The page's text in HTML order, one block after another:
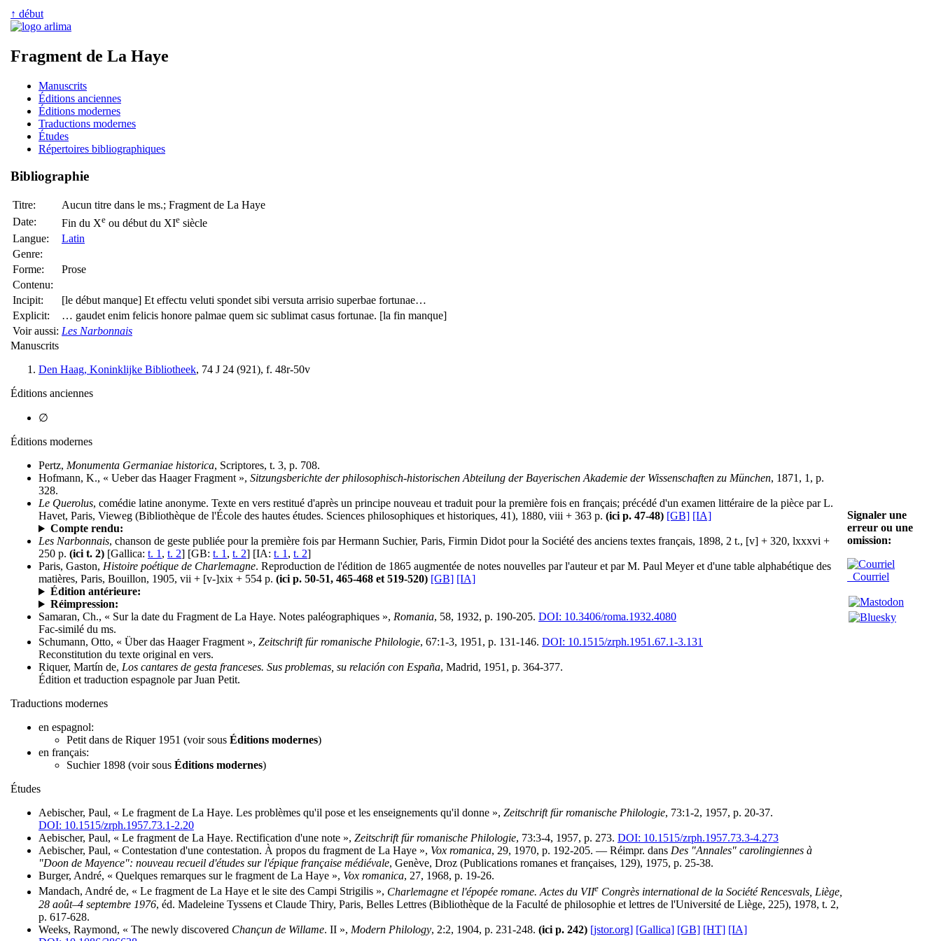
↑ début
Fragment de La Haye
Manuscrits
Éditions anciennes
Éditions modernes
Traductions modernes
Études
Répertoires bibliographiques
Bibliographie
Titre:
Aucun titre dans le ms.; Fragment de La Haye
Date:
Fin du Xe ou début du XIe siècle
Langue:
Latin
Genre:
Forme:
Prose
Contenu:
Incipit:
[le début manque] Et effectu veluti spondet sibi versuta arrisio superbae fortunae…
Explicit:
… gaudet enim felicis honore palmae quem sic sublimat casus fortunae. [la fin manque]
Voir aussi: Les Narbonnais
Manuscrits
Den Haag, Koninklijke Bibliotheek, 74 J 24 (921), f. 48r-50v
Éditions anciennes
∅
Éditions modernes
Pertz, Monumenta Germaniae historica, Scriptores, t. 3, p. 708.
Hofmann, K., « Ueber das Haager Fragment », Sitzungsberichte der philosophisch-historischen Abteilung der Bayerischen Akademie der Wissenschaften zu München, 1871, 1, p.
328.
Le Querolus, comédie latine anonyme. Texte en vers restitué d'après un principe nouveau et traduit pour la première fois en français; précédé d'un examen littéraire de la pièce par L.
Havet, Paris, Vieweg (Bibliothèque de l'École des hautes études. Sciences philosophiques et historiques, 41), 1880, viii + 363 p. (ici p. 47-48) [GB] [IA]
Compte rendu:
Les Narbonnais, chanson de geste publiée pour la première fois par Hermann Suchier, Paris, Firmin Didot pour la Société des anciens textes français, 1898, 2 t., [v] + 320, lxxxvi +
250 p. (ici t. 2) [Gallica: t. 1 , t. 2] [GB: t. 1 , t. 2] [IA: t. 1 , t. 2]
Paris, Gaston, Histoire poétique de Charlemagne. Reproduction de l'édition de 1865 augmentée de notes nouvelles par l'auteur et par M. Paul Meyer et d'une table alphabétique des
matières, Paris, Bouillon, 1905, vii + [v-]xix + 554 p. (ici p. 50-51, 465-468 et 519-520) [GB] [IA]
Édition antérieure:
Réimpression:
Samaran, Ch., « Sur la date du Fragment de La Haye. Notes paléographiques », Romania, 58, 1932, p. 190-205. DOI: 10.3406/roma.1932.4080
Fac-similé du ms.
Schumann, Otto, « Über das Haager Fragment », Zeitschrift für romanische Philologie, 67:1-3, 1951, p. 131-146. DOI: 10.1515/zrph.1951.67.1-3.131
Reconstitution du texte original en vers.
Riquer, Martín de, Los cantares de gesta franceses. Sus problemas, su relación con España, Madrid, 1951, p. 364-377.
Édition et traduction espagnole par Juan Petit.
Traductions modernes
en espagnol:
Petit dans de Riquer 1951 (voir sous Éditions modernes)
en français:
Suchier 1898 (voir sous Éditions modernes)
Études
Aebischer, Paul, « Le fragment de La Haye. Les problèmes qu'il pose et les enseignements qu'il donne », Zeitschrift für romanische Philologie, 73:1-2, 1957, p. 20-37.
DOI: 10.1515/zrph.1957.73.1-2.20
Aebischer, Paul, « Le fragment de La Haye. Rectification d'une note », Zeitschrift für romanische Philologie, 73:3-4, 1957, p. 273. DOI: 10.1515/zrph.1957.73.3-4.273
Aebischer, Paul, « Contestation d'une contestation. À propos du fragment de La Haye », Vox romanica, 29, 1970, p. 192-205. — Réimpr. dans Des "Annales" carolingiennes à
"Doon de Mayence": nouveau recueil d'études sur l'épique française médiévale, Genève, Droz (Publications romanes et françaises, 129), 1975, p. 25-38.
Burger, André, « Quelques remarques sur le fragment de La Haye », Vox romanica, 27, 1968, p. 19-26.
Mandach, André de, « Le fragment de La Haye et le site des Campi Strigilis », Charlemagne et l'épopée romane. Actes du VIIe Congrès international de la Société Rencesvals, Liège,
28 août–4 septembre 1976, éd. Madeleine Tyssens et Claude Thiry, Paris, Belles Lettres (Bibliothèque de la Faculté de philosophie et lettres de l'Université de Liège, 225), 1978, t. 2,
p. 617-628.
Weeks, Raymond, « The newly discovered Chançun de Willame. II », Modern Philology, 2:2, 1904, p. 231-248. (ici p. 242) [jstor.org] [Gallica] [GB] [HT] [IA]
Signaler une
erreur ou une
omission:
Courriel